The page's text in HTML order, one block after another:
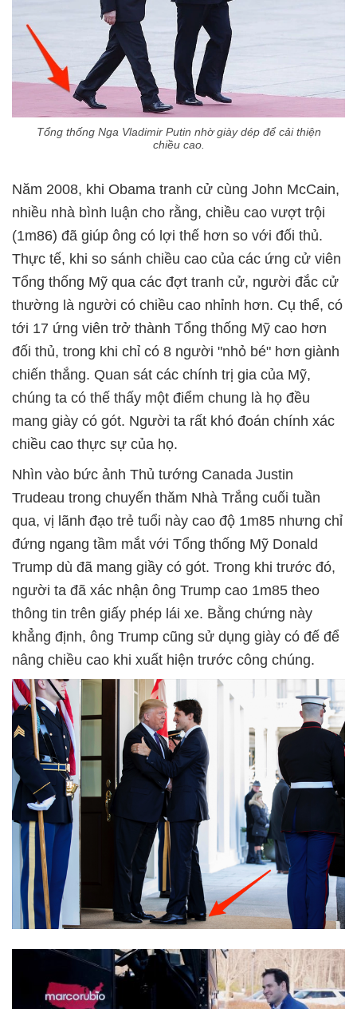
Tổng thống Nga Vladimir Putin nhờ giày dép để cải thiện
chiều cao.
Năm 2008, khi Obama tranh cử cùng John McCain,
nhiều nhà bình luận cho rằng, chiều cao vượt trội
(1m86) đã giúp ông có lợi thế hơn so với đối thủ.
Thực tế, khi so sánh chiều cao của các ứng cử viên
Tổng thống Mỹ qua các đợt tranh cử, người đắc cử
thường là người có chiều cao nhỉnh hơn. Cụ thể, có
tới 17 ứng viên trở thành Tổng thống Mỹ cao hơn
đối thủ, trong khi chỉ có 8 người "nhỏ bé" hơn giành
chiến thắng. Quan sát các chính trị gia của Mỹ,
chúng ta có thế thấy một điểm chung là họ đều
mang giày có gót. Người ta rất khó đoán chính xác
chiều cao thực sự của họ.
Nhìn vào bức ảnh Thủ tướng Canada Justin
Trudeau trong chuyến thăm Nhà Trắng cuối tuần
qua, vị lãnh đạo trẻ tuổi này cao độ 1m85 nhưng chỉ
đứng ngang tầm mắt với Tổng thống Mỹ Donald
Trump dù đã mang giầy có gót. Trong khi trước đó,
người ta đã xác nhận ông Trump cao 1m85 theo
thông tin trên giấy phép lái xe. Bằng chứng này
khẳng định, ông Trump cũng sử dụng giày có đế để
nâng chiều cao khi xuất hiện trước công chúng.